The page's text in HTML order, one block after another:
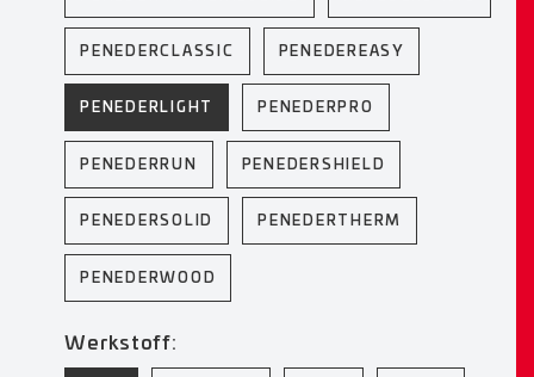
PENEDERCLASSIC PENEDEREASY
PENEDERLIGHT PENEDERPRO
PENEDERRUN PENEDERSHIELD
PENEDERSOLID PENEDERTHERM
PENEDERWOOD
Werkstoff: